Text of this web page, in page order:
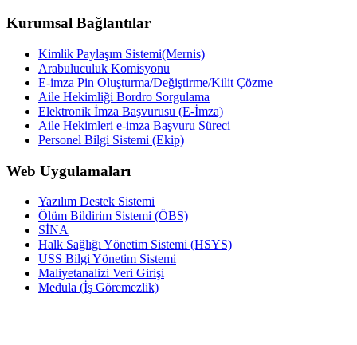
Kurumsal Bağlantılar
Kimlik Paylaşım Sistemi(Mernis)
Arabuluculuk Komisyonu
E-imza Pin Oluşturma/Değiştirme/Kilit Çözme
Aile Hekimliği Bordro Sorgulama
Elektronik İmza Başvurusu (E-İmza)
Aile Hekimleri e-imza Başvuru Süreci
Personel Bilgi Sistemi (Ekip)
Web Uygulamaları
Yazılım Destek Sistemi
Ölüm Bildirim Sistemi (ÖBS)
SİNA
Halk Sağlığı Yönetim Sistemi (HSYS)
USS Bilgi Yönetim Sistemi
Maliyetanalizi Veri Girişi
Medula (İş Göremezlik)